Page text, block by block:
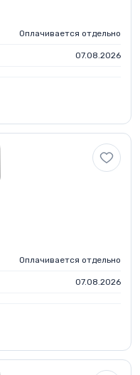
Оплачивается отдельно
07.08.2026
Оплачивается отдельно
07.08.2026